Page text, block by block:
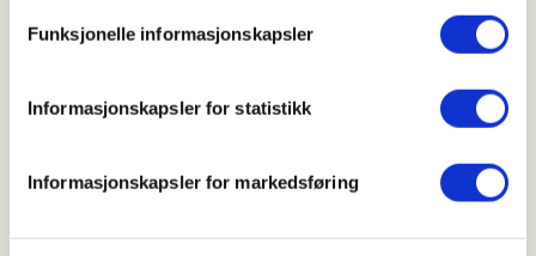
Funksjonelle informasjonskapsler
Informasjonskapsler for statistikk
Informasjonskapsler for markedsføring
vanligvis tre-retters middag),
Siste dag kun frokost + niste
Maks antall